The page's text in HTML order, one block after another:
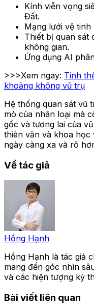
Kính viễn vọng
Đất.
Mạng lưới vệ
Thiết bị quan sát
không gian.
Ứng dụng AI
>>>Xem ngay: Tinh
khoảng không vũ trụ
Hệ thống quan sát vũ
mò của nhân loại mà
gốc và tương lai của
thiên văn và khoa
ngày càng xa và rõ
Về tác giả
Hồng Hạnh
Hồng Hạnh là tác giả
mang đến góc nhìn
và các hiện tượng kỳ
Bài viết liên quan